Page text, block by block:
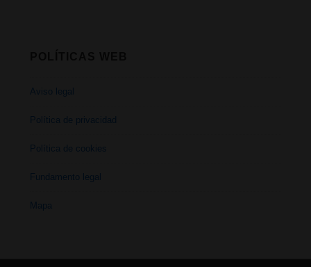
Aviso legal
Política de privacidad
Política de cookies
Fundamento legal
Mapa